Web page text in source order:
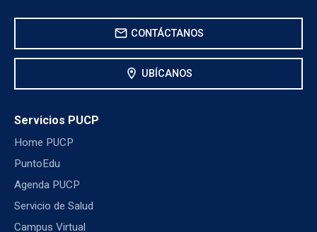
mail CONTÁCTANOS
location_on UBÍCANOS
Servicios PUCP
Home PUCP
PuntoEdu
Agenda PUCP
Servicio de Salud
Campus Virtual